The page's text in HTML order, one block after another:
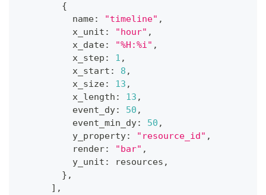
{
          name
: "timeline" ,
          x_unit
: "hour" ,
          x_date
: "%H:%i" ,
          x_step
: 1 ,
          x_start
: 8 ,
          x_size
: 13 ,
          x_length
: 13 ,
          event_dy
: 50 ,
          event_min_dy
: 50 ,
          y_property
: "resource_id" ,
          render
: "bar" ,
          y_unit
: resources ,
} ,
] ,